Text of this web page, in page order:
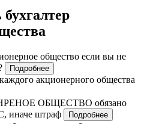
общество если вы не
Подробнее
акционерного общества
ОБЩЕСТВО обязано
иначе штраф
Подробнее